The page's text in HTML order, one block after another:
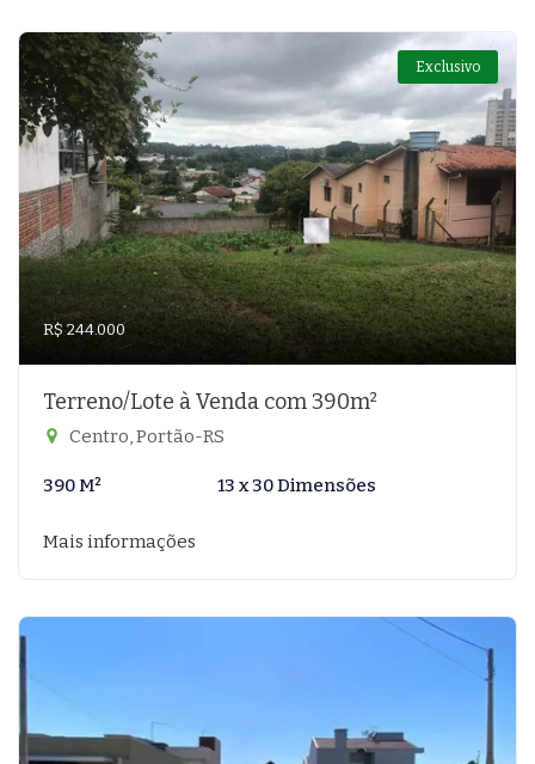
Exclusivo
R$ 244.000
Terreno/Lote à Venda com 390m²
Centro, Portão-RS
390 M² 13 x 30 Dimensões
Mais informações